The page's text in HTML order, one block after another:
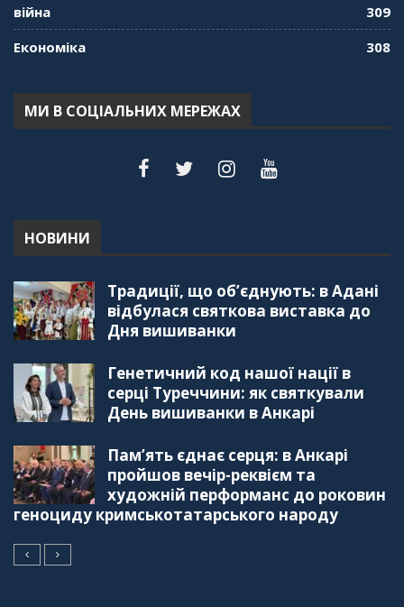
"Дзеркало діаспори". Випуск 6. Можливості
рада українських громад Туреччини
56:20
"Дзеркало діаспори". Випуск 3. Вища освіта:
59:38
"Дзеркало діаспори", Випуск 2, Як вивчити
57:18
"Дзеркало діаспори". Випуск 1. Про створення
порталу "Укр-Айна"
39:41
війна
309
Економіка
308
МИ В СОЦІАЛЬНИХ МЕРЕЖАХ
НОВИНИ
Традиції, що об’єднують: в Адані
відбулася святкова виставка до
Дня вишиванки
Генетичний код нашої нації в
серці Туреччини: як святкували
День вишиванки в Анкарі
Пам’ять єднає серця: в Анкарі
пройшов вечір-реквієм та
художній перформанс до роковин
геноциду кримськотатарського народу